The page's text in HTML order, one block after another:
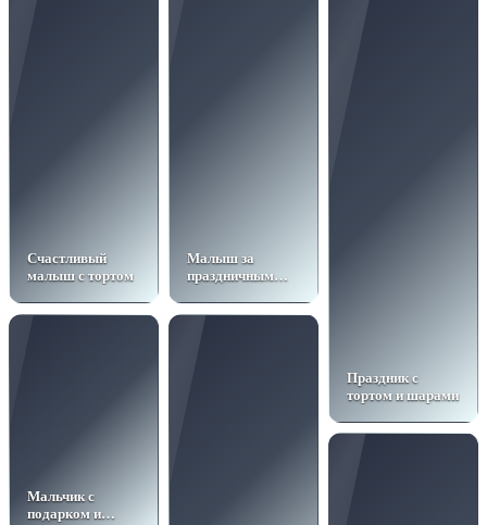
Малыш за
праздничным
Счастливый
малыш с тортом
Праздник с
тортом и шарами
Мальчик с
подарком и